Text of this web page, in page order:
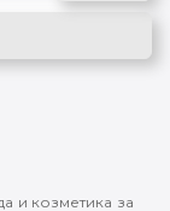
и козметика за